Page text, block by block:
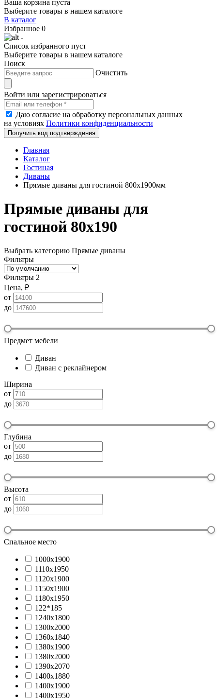
Ваша корзина пуста
Выберите товары в нашем каталоге
В каталог
Избранное 0
-
Список избранного пуст
Выберите товары в нашем каталоге
Поиск
Очистить
Войти или зарегистрироваться
Даю согласие на обработку персональных данных
на условиях Политики конфиденциальности
Получить код подтверждения
Главная
Каталог
Гостиная
Диваны
Прямые диваны для гостиной 800х1900мм
Прямые диваны для
гостиной 80х190
Выбрать категорию Прямые диваны
Фильтры
Фильтры 2
Цена, ₽
от
до
Предмет мебели
Диван
Диван с реклайнером
Ширина
от
до
Глубина
от
до
Высота
от
до
Спальное место
1000х1900
1110х1950
1120х1900
1150х1900
1180х1950
122*185
1240х1800
1300х2000
1360х1840
1380х1900
1380х2000
1390х2070
1400х1880
1400х1900
1400х1950